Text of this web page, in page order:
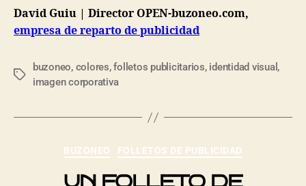
David Guiu | Director OPEN-buzoneo.com,
empresa de reparto de publicidad
buzoneo, colores,folletos publicitarios, identidad visual ,
imagen corporativa
BUZONEO FOLLETOS DE PUBLICIDAD
UN FOLLETO DE